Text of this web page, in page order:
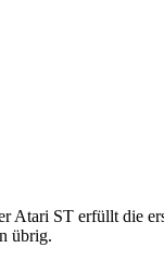
Atari ST erfüllt die
übrig.